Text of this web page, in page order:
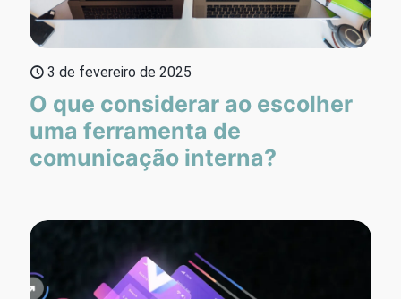
3 de fevereiro de 2025
O que considerar ao escolher
uma ferramenta de
comunicação interna?